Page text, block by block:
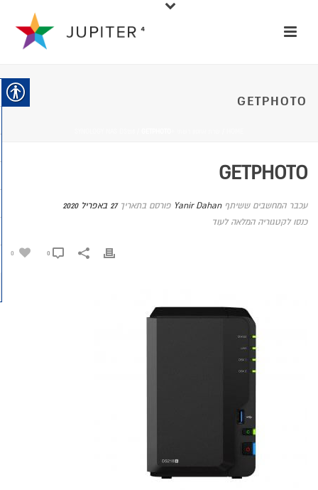
GETPHOTO
GETPHOTO
עכבר המחשבים ששיתףYanir Dahan פורסם בתאריך27 באפריל 2020
כנסו לקטגוריה המלאה לעוד
0